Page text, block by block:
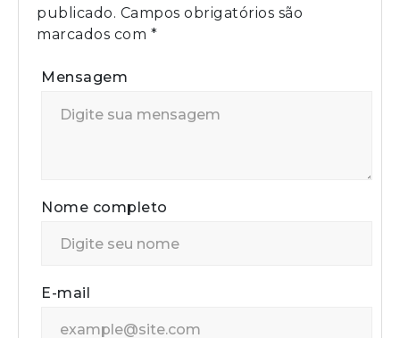
publicado. Campos obrigatórios são
marcados com *
Mensagem
Nome completo
E-mail